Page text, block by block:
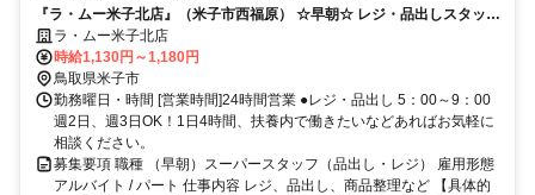
『ラ・ムー米子北店』（米子市西福原） ☆早朝☆ レジ・品出しスタッフ
募集中！
ラ・ムー米子北店
時給1,130円～1,180円
鳥取県米子市
勤務曜日・時間 [営業時間]24時間営業 ●レジ・品出し 5：00～9：00
週2日、週3日OK！1日4時間、扶養内で働きたいなどあればお気軽に
相談ください。
募集要項 職種 （早朝）スーパースタッフ（品出し・レジ） 雇用形態
アルバイト / パート 仕事内容 レジ、品出し、商品整理など 【具体的